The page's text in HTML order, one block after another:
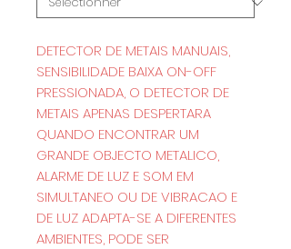
DETECTOR DE METAIS MANUAIS,
SENSIBILIDADE BAIXA ON-OFF
PRESSIONADA, O DETECTOR DE
METAIS APENAS DESPERTARA
QUANDO ENCONTRAR UM
GRANDE OBJECTO METALICO,
ALARME DE LUZ E SOM EM
SIMULTANEO OU DE VIBRACAO E
DE LUZ ADAPTA-SE A DIFERENTES
AMBIENTES, PODE SER